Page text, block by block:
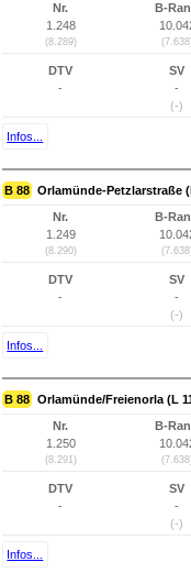
Nr.
1.248
(8.289)
B-
DTV
-
SV
-
(-)
Infos...
B 88 Orlamünde-Petzlarstraße
Nr.
1.249
(8.290)
B-
DTV
-
SV
-
(-)
Infos...
B 88 Orlamünde/Freienorla (L
Nr.
1.250
(8.291)
B-
DTV
-
SV
-
(-)
Infos...